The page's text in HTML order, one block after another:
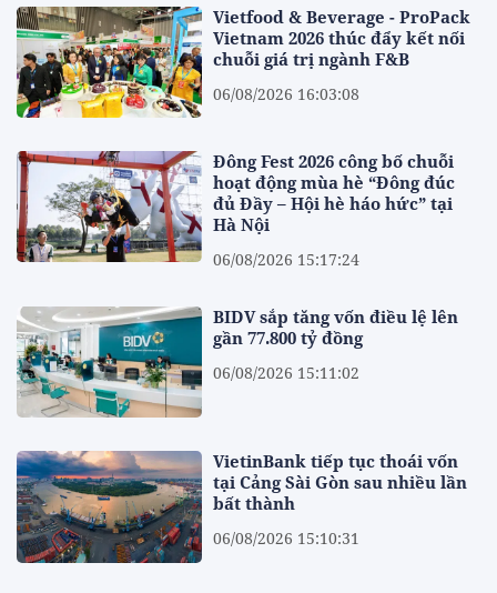
Vietfood & Beverage - ProPack
Vietnam 2026 thúc đẩy kết nối
chuỗi giá trị ngành F&B
06/08/2026 16:03:08
Đông Fest 2026 công bố chuỗi
hoạt động mùa hè “Đông đúc
đủ Đầy – Hội hè háo hức” tại
Hà Nội
06/08/2026 15:17:24
BIDV sắp tăng vốn điều lệ lên
gần 77.800 tỷ đồng
06/08/2026 15:11:02
VietinBank tiếp tục thoái vốn
tại Cảng Sài Gòn sau nhiều lần
bất thành
06/08/2026 15:10:31